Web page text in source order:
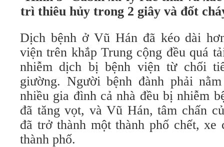
trì thiêu hủy trong 2 giây và đốt
Dịch bệnh ở Vũ Hán đã kéo dài
viện trên khắp Trung cộng đều quá
nhiễm dịch bị bệnh viện từ chối
giường. Người bệnh đành phải
nhiều gia đình cả nhà đều bị nhiễm
đã tăng vọt, và Vũ Hán, tâm chấn
đã trở thành một thành phố chết, xe
thành phố.